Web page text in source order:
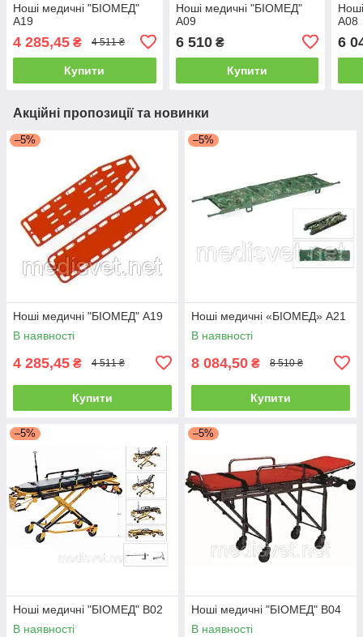
Ноші медичні "БІОМЕД"
A19
4 285,45 ₴ 4 511 ₴
Купити
Ноші медичні "БІОМЕД"
А09
6 510₴
Купити
А08
6
Акційні пропозиції та новинки
–5%
Ноші медичні "БІОМЕД" A19
В наявності
4 285,45 ₴ 4 511 ₴
Купити
–5%
Ноші медичні «БІОМЕД» A21
В наявності
8 084,50 ₴ 8 510 ₴
Купити
–5%
Ноші медичні "БІОМЕД" B02
В наявності
–5%
Ноші медичні "БІОМЕД" B04
В наявності